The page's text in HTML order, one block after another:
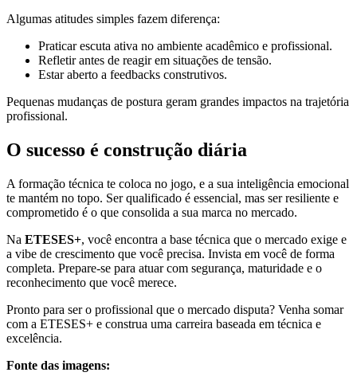
Algumas atitudes simples fazem diferença:
Praticar escuta ativa no ambiente acadêmico e profissional.
Refletir antes de reagir em situações de tensão.
Estar aberto a feedbacks construtivos.
Pequenas mudanças de postura geram grandes impactos na trajetória
profissional.
O sucesso é construção diária
A formação técnica te coloca no jogo, e a sua inteligência emocional
te mantém no topo. Ser qualificado é essencial, mas ser resiliente e
comprometido é o que consolida a sua marca no mercado.
Na ETESES+, você encontra a base técnica que o mercado exige e
a vibe de crescimento que você precisa. Invista em você de forma
completa. Prepare-se para atuar com segurança, maturidade e o
reconhecimento que você merece.
Pronto para ser o profissional que o mercado disputa? Venha somar
com a ETESES+ e construa uma carreira baseada em técnica e
excelência.
Fonte das imagens: